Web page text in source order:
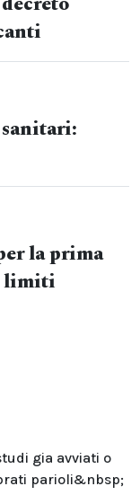
la prima
limiti
gia avviati o
parioli&nbsp;